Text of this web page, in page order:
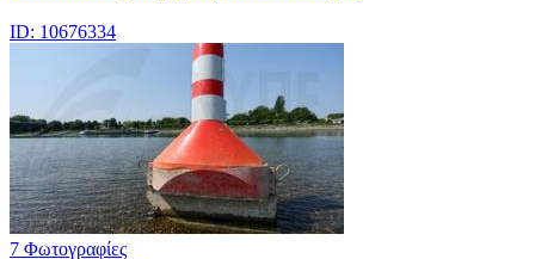
ID: 10676334
7 Φωτογραφίες